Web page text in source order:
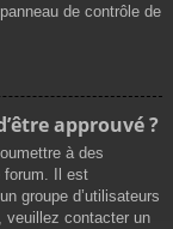
de contrôle de
approuvé ?
à des
forum. Il est
groupe d’utilisateurs
veuillez contacter un